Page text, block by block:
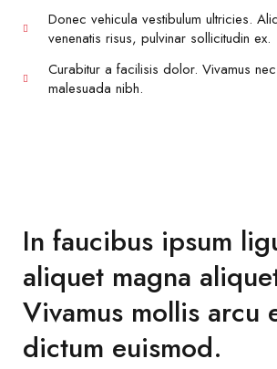
Donec vehicula vestibulum ultricies.
venenatis risus, pulvinar sollicitudin ex.
Curabitur a facilisis dolor. Vivamus
malesuada nibh.
In faucibus ipsum
aliquet magna
Vivamus mollis arcu
dictum euismod.